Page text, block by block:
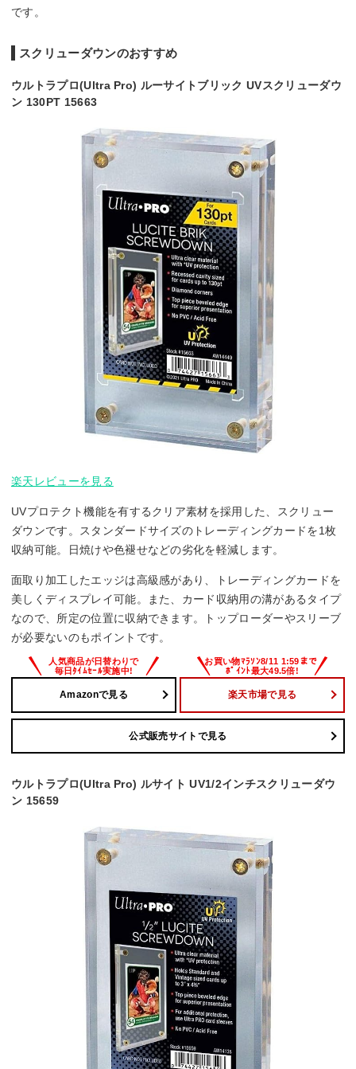
です。
スクリューダウンのおすすめ
ウルトラプロ(Ultra Pro) ルーサイトブリック UVスクリューダウ
ン 130PT 15663
楽天レビューを見る
UVプロテクト機能を有するクリア素材を採用した、スクリュー
ダウンです。スタンダードサイズのトレーディングカードを1枚
収納可能。日焼けや色褪せなどの劣化を軽減します。
面取り加工したエッジは高級感があり、トレーディングカードを
美しくディスプレイ可能。また、カード収納用の溝があるタイプ
なので、所定の位置に収納できます。トップローダーやスリーブ
が必要ないのもポイントです。
Amazonで見る 楽天市場で見る
公式販売サイトで見る
ウルトラプロ(Ultra Pro) ルサイト UV1/2インチスクリューダウ
ン 15659